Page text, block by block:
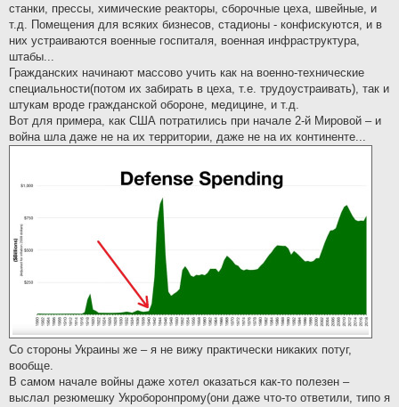
станки, прессы, химические реакторы, сборочные цеха, швейные, и
т.д. Помещения для всяких бизнесов, стадионы - конфискуются, и в
них устраиваются военные госпиталя, военная инфраструктура,
штабы...
Гражданских начинают массово учить как на военно-технические
специальности(потом их забирать в цеха, т.е. трудоустраивать), так и
штукам вроде гражданской обороне, медицине, и т.д.
Вот для примера, как США потратились при начале 2-й Мировой – и
война шла даже не на их территории, даже не на их континенте...
Со стороны Украины же – я не вижу практически никаких потуг,
вообще.
В самом начале войны даже хотел оказаться как-то полезен –
выслал резюмешку Укроборонпрому(они даже что-то ответили, типо я